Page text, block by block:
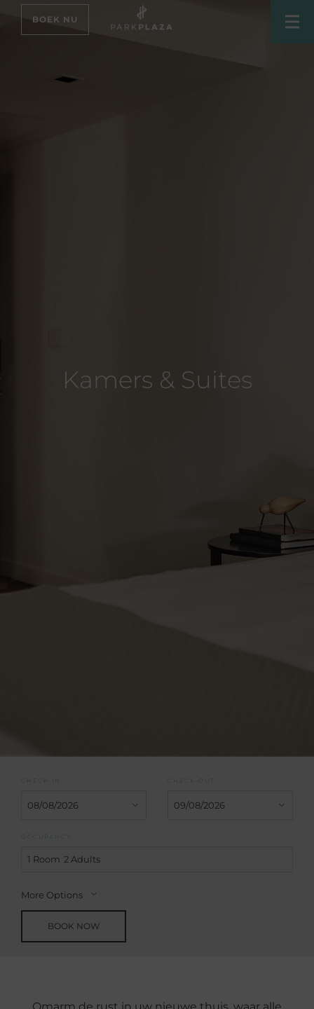
BOEK NU
Kamers & Suites
CHECK-IN CHECK-OUT
OCCUPANCY
1 Room 2 Adults
More Options
BOOK NOW